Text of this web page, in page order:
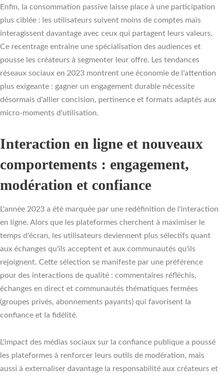
Enfin, la consommation passive laisse place à une participation
plus ciblée : les utilisateurs suivent moins de comptes mais
interagissent davantage avec ceux qui partagent leurs valeurs.
Ce recentrage entraîne une spécialisation des audiences et
pousse les créateurs à segmenter leur offre. Les tendances
réseaux sociaux en 2023 montrent une économie de l'attention
plus exigeante : gagner un engagement durable nécessite
désormais d'allier concision, pertinence et formats adaptés aux
micro-moments d'utilisation.
Interaction en ligne et nouveaux
comportements : engagement,
modération et confiance
L'année 2023 a été marquée par une redéfinition de l'interaction
en ligne. Alors que les plateformes cherchent à maximiser le
temps d'écran, les utilisateurs deviennent plus sélectifs quant
aux échanges qu'ils acceptent et aux communautés qu'ils
rejoignent. Cette sélection se manifeste par une préférence
pour des interactions de qualité : commentaires réfléchis,
échanges en direct et communautés thématiques fermées
(groupes privés, abonnements payants) qui favorisent la
confiance et la fidélité.
L'impact des médias sociaux sur la confiance publique a poussé
les plateformes à renforcer leurs outils de modération, mais
aussi à externaliser davantage la responsabilité aux créateurs et